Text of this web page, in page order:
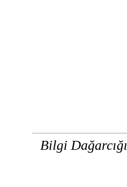
Bilgi Dağarcığı